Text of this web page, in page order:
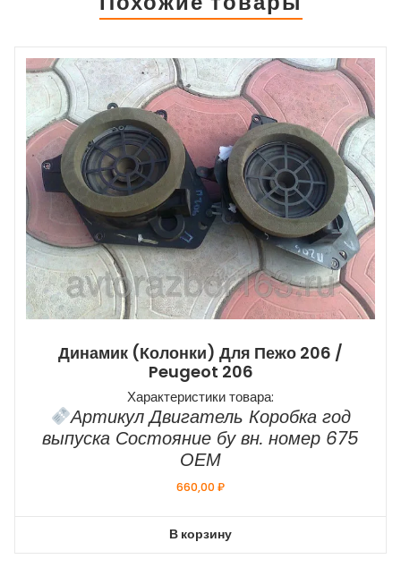
Динамик (колонки) Для Пежо 206 /
Peugeot 206
Характеристики товара:
Артикул Двигатель Коробка год
выпуска Состояние бу вн. номер 675
ОЕМ
660,00₽
В корзину